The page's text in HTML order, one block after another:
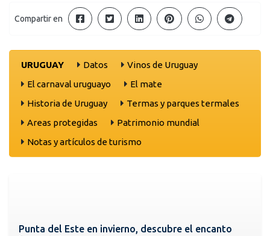
Compartir en
URUGUAY Datos
Vinos de Uruguay
El carnaval uruguayo
El mate
Historia de Uruguay
Termas y parques termales
Areas protegidas
Patrimonio mundial
Notas y artículos de turismo
Punta del Este en invierno, descubre el encanto